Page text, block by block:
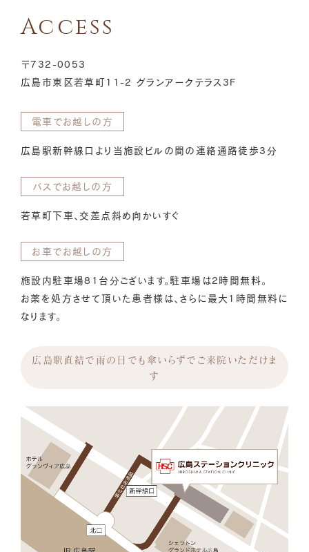
Access
〒732-0053
広島市東区若草町11-2 グランアークテラス3F
電車でお越しの方
広島駅新幹線口より当施設ビルの間の連絡通路徒歩3分
バスでお越しの方
若草町下車、交差点斜め向かいすぐ
お車でお越しの方
施設内駐車場81台分ございます。駐車場は2時間無料。
お薬を処方させて頂いた患者様は、さらに最大1時間無料に
なります。
広島駅直結で雨の日でも傘いらずでご来院いただけま
す